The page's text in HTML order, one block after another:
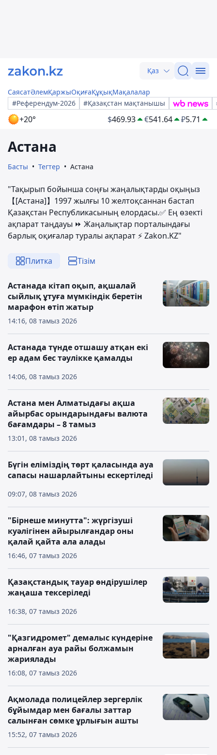
Қаз
СаясатӘлемҚаржыОқиғаҚұқықМақалалар
#Референдум-2026
#Қазақстан мақтанышы
+20° $469.93 €541.64 ₽5.71
Астана
Басты Тегтер Астана
"Тақырып бойынша соңғы жаңалықтарды оқыңыз
【[Астана]】1997 жылғы 10 желтоқсаннан бастап
Қазақстан Республикасының елордасы.✅ Ең өзекті
ақпарат таңдауы ⏩ Жаңалықтар порталындағы
барлық оқиғалар туралы ақпарат ⚡ Zakon.KZ"
Плитка Тізім
14:16, 08 тамыз 2026
Астанада кітап оқып, ақшалай
сыйлық ұтуға мүмкіндік беретін
марафон өтіп жатыр
14:06, 08 тамыз 2026
Астанада түнде отшашу атқан екі
ер адам бес тәулікке қамалды
13:01, 08 тамыз 2026
Астана мен Алматыдағы ақша
айырбас орындарындағы валюта
бағамдары – 8 тамыз
09:07, 08 тамыз 2026
Бүгін еліміздің төрт қаласында ауа
сапасы нашарлайтыны ескертіледі
16:46, 07 тамыз 2026
"Бірнеше минутта": жүргізуші
куәлігінен айырылғандар оны
қалай қайта ала алады
16:38, 07 тамыз 2026
Қазақстандық тауар өндірушілер
жаңаша тексеріледі
16:08, 07 тамыз 2026
"Қазгидромет" демалыс күндеріне
арналған ауа райы болжамын
жариялады
15:52, 07 тамыз 2026
Ақмолада полицейлер зергерлік
бұйымдар мен бағалы заттар
салынған сөмке ұрлығын ашты